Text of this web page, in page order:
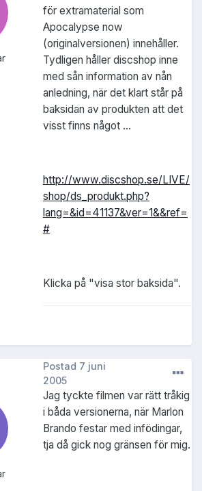
för extramaterial som
Apocalypse now
(originalversionen) innehåller.
Tydligen håller discshop inne
med sån information av nån
anledning, när det klart står på
baksidan av produkten att det
visst finns något ...
http://www.discshop.se/LIVE/
shop/ds_produkt.php?
lang=&id=41137&ver=1&&ref=
#
Klicka på "visa stor baksida".
Postad 7 juni
2005
Jag tyckte filmen var rätt tråkig
i båda versionerna, när Marlon
Brando festar med infödingar,
tja då gick nog gränsen för mig.